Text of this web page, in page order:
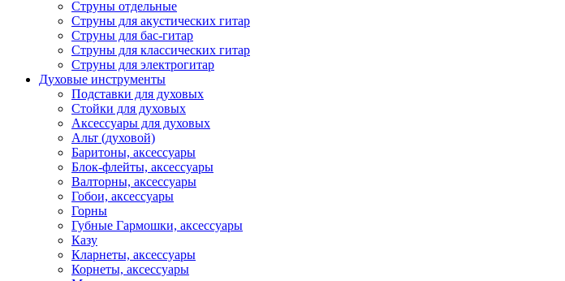
Струны отдельные
Струны для акустических гитар
Струны для бас-гитар
Струны для классических гитар
Струны для электрогитар
Духовые инструменты
Подставки для духовых
Стойки для духовых
Аксессуары для духовых
Альт (духовой)
Баритоны, аксессуары
Блок-флейты, аксессуары
Валторны, аксессуары
Гобои, аксессуары
Горны
Губные Гармошки, аксессуары
Казу
Кларнеты, аксессуары
Корнеты, аксессуары